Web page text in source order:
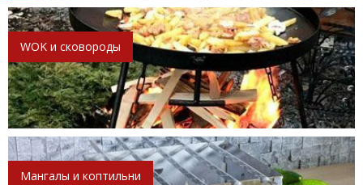
WOK и сковороды
Мангалы и коптильни